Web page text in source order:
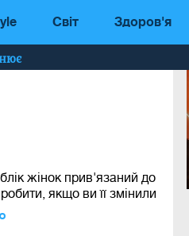
Світ Здоров'я
жінок прив'язаний до
якщо ви її змінили